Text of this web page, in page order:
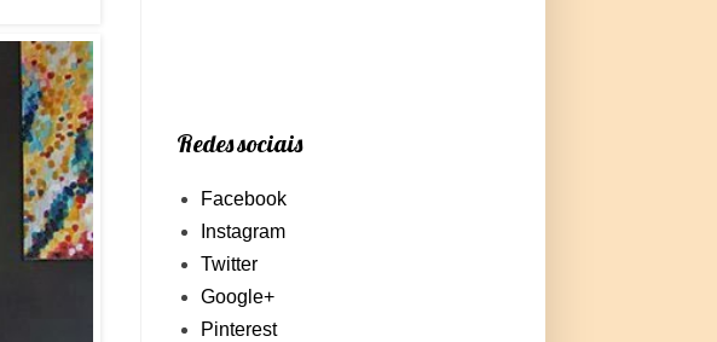
Redes sociais
Facebook
Instagram
Twitter
Google+
Pinterest